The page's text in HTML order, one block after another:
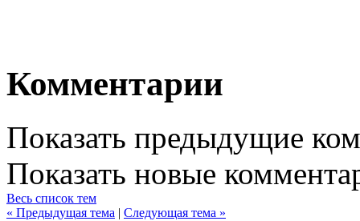
Комментарии
Показать предыдущие
Показать новые
Весь список тем
« Предыдущая тема | Следующая тема »